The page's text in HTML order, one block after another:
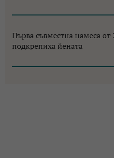
Първа съвместна намеса
подкрепиха йената